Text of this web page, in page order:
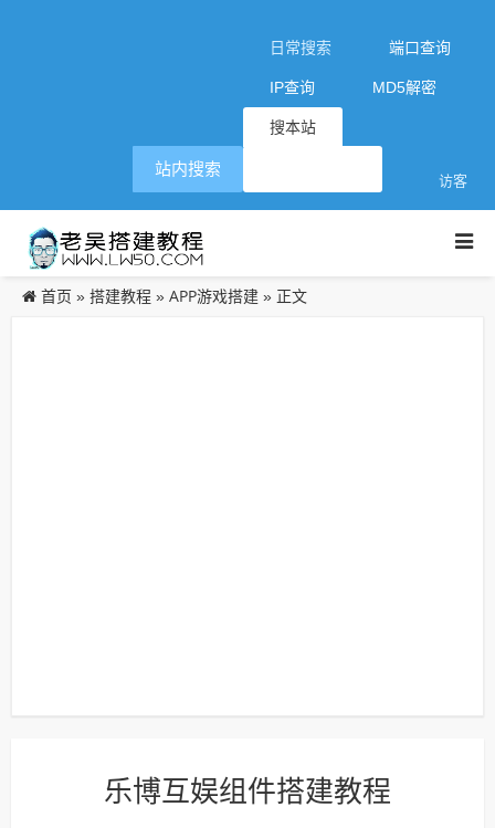
日常搜索 端口查询
IP查询 MD5解密
搜本站
访客
站内搜索
首页 » 搭建教程 » APP游戏搭建 » 正文
乐博互娱组件搭建教程